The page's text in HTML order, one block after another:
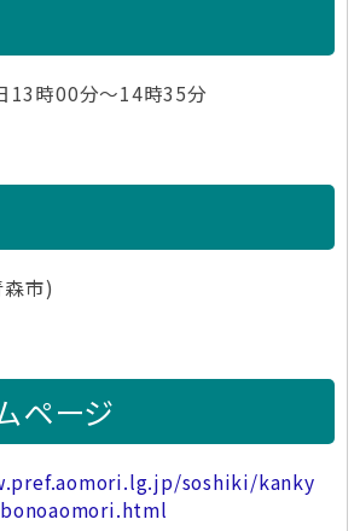
13時00分～14時35分
市)
ページ
soshiki/kanky